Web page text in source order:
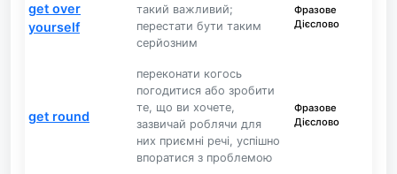
get over
yourself
такий важливий;
перестати бути таким
серйозним
Фразове
Дієслово
get round
переконати когось
погодитися або зробити
те, що ви хочете,
зазвичай роблячи для
них приємні речі, успішно
впоратися з проблемою
Фразове
Дієслово